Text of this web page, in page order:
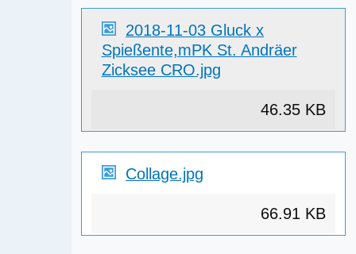
2018-11-03 Gluck x
Spießente,mPK St. Andräer
Zicksee CRO.jpg
46.35 KB
Collage.jpg
66.91 KB